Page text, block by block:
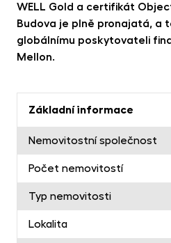
WELL Gold a certifikát
Budova je plně pronajatá, a
globálnímu poskytovateli
Mellon.
Základní informace
Nemovitostní společnost
Počet nemovitostí
Typ nemovitosti
Lokalita